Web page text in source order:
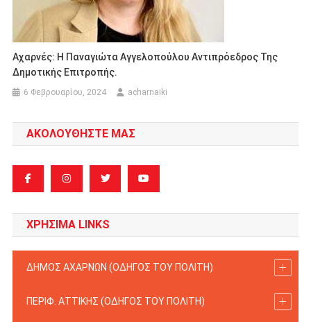
Αχαρνές: Η Παναγιώτα Αγγελοπούλου Αντιπρόεδρος Της
Δημοτικής Επιτροπής.
6 Φεβρουαρίου, 2024 acharnaiki
ΑΚΟΛΟΥΘΗΣΤΕ ΜΑΣ
ΧΡΗΣΙΜΑ LINKS
ΔΗΜΟΣ ΑΧΑΡΝΩΝ (ΟΔΗΓΟΣ TOY ΠΟΛΙΤΗ)
ΠΕΡΙΦ. ΑΤΤΙΚΗΣ (ΟΔΗΓΟΣ TOY ΠΟΛΙΤΗ)